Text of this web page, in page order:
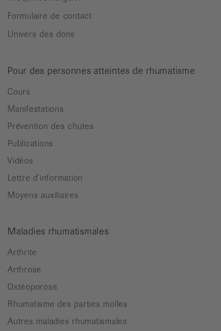
Formulaire de contact
Univers des dons
Pour des personnes atteintes de rhumatisme
Cours
Manifestations
Prévention des chutes
Publications
Vidéos
Lettre d’information
Moyens auxiliaires
Maladies rhumatismales
Arthrite
Arthrose
Ostéoporose
Rhumatisme des parties molles
Autres maladies rhumatismales